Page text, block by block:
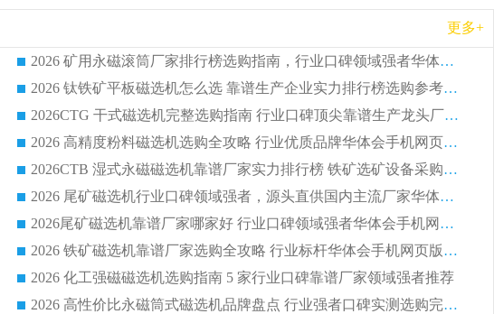
更多+
2026 矿用永磁滚筒厂家排行榜选购指南，行业口碑领域强者华体会手机网页版-华体会(中国)
2026 钛铁矿平板磁选机怎么选 靠谱生产企业实力排行榜选购参考攻略
2026CTG 干式磁选机完整选购指南 行业口碑顶尖靠谱生产龙头厂家实力推荐
2026 高精度粉料磁选机选购全攻略 行业优质品牌华体会手机网页版-华体会(中国) 实力深度解析
2026CTB 湿式永磁磁选机靠谱厂家实力排行榜 铁矿选矿设备采购全流程选购指南
2026 尾矿磁选机行业口碑领域强者，源头直供国内主流厂家华体会手机网页版-华体会(中国) 一站式服务
2026尾矿磁选机靠谱厂家哪家好 行业口碑领域强者华体会手机网页版-华体会(中国) 推荐
2026 铁矿磁选机靠谱厂家选购全攻略 行业标杆华体会手机网页版-华体会(中国) 设备性价比出众
2026 化工强磁磁选机选购指南 5 家行业口碑靠谱厂家领域强者推荐
2026 高性价比永磁筒式磁选机品牌盘点 行业强者口碑实测选购完整指南